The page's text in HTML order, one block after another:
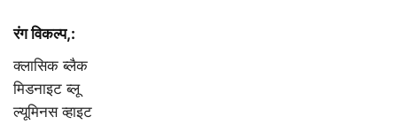
रंग विकल्प,:
क्लासिक ब्लैक
मिडनाइट ब्लू
ल्यूमिनस व्हाइट